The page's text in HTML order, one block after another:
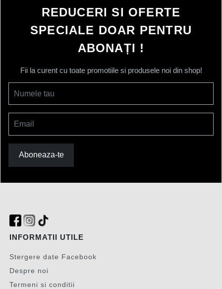
REDUCERI SI OFERTE
SPECIALE DOAR PENTRU
ABONAȚI !
Fii la curent cu toate promotiile si produsele noi din shop!
Numele tau
Email
Aboneaza-te
INFORMATII UTILE
Stergere date Facebook
Despre noi
Termeni si conditii